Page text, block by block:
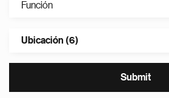
Función
Ubicación (6)